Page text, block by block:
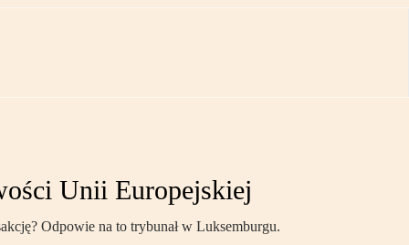
Unii Europejskiej
Odpowie na to trybunał w Luksemburgu.